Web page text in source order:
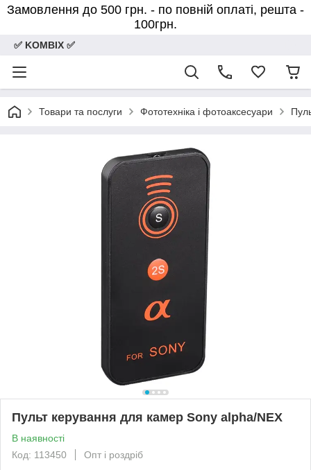
Замовлення до 500 грн. - по повній оплаті, решта -
100грн.
✅ KOMBIX ✅
Товари та послуги Фототехніка і фотоаксесуари
Пульт керування для камер Sony alpha/NEX
В наявності
Код: 113450
Опт і роздріб